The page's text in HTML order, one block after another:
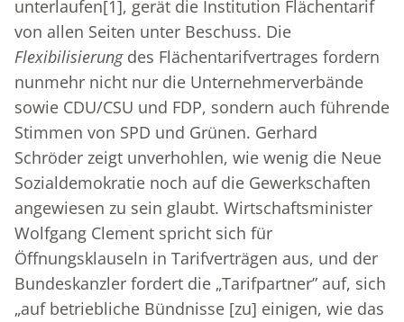
unterlaufen[1], gerät die Institution Flächentarif
von allen Seiten unter Beschuss. Die
Flexibilisierungdes Flächentarifvertrages fordern
nunmehr nicht nur die Unternehmerverbände
sowie CDU/CSU und FDP, sondern auch führende
Stimmen von SPD und Grünen. Gerhard
Schröder zeigt unverhohlen, wie wenig die Neue
Sozialdemokratie noch auf die Gewerkschaften
angewiesen zu sein glaubt. Wirtschaftsminister
Wolfgang Clement spricht sich für
Öffnungsklauseln in Tarifverträgen aus, und der
Bundeskanzler fordert die „Tarifpartner” auf, sich
„auf betriebliche Bündnisse [zu] einigen, wie das